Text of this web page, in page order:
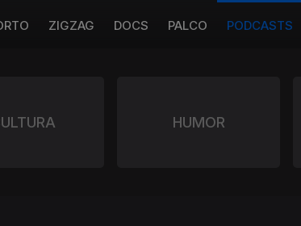
ZIGZAG DOCS PALCO PODCASTS
HUMOR